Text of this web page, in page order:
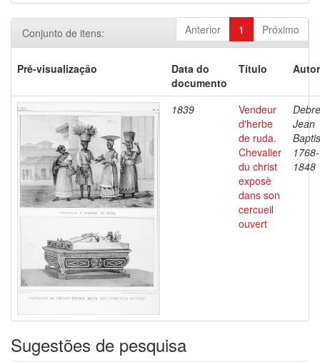
Anterior 1 Próximo
Conjunto de itens:
Pré-visualização
Data do
documento
Título
1839
Vendeur
d'herbe
de ruda.
Chevalier
du christ
exposè
dans son
cercueil
ouvert
Jean
1768-
1848
Sugestões de pesquisa